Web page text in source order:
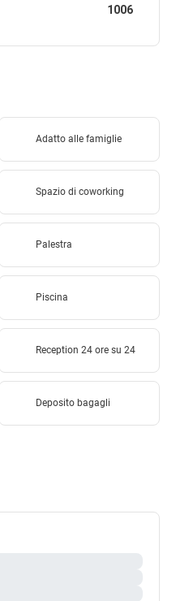
1006
Adatto alle famiglie
Spazio di coworking
Palestra
Piscina
Reception 24 ore su 24
Deposito bagagli